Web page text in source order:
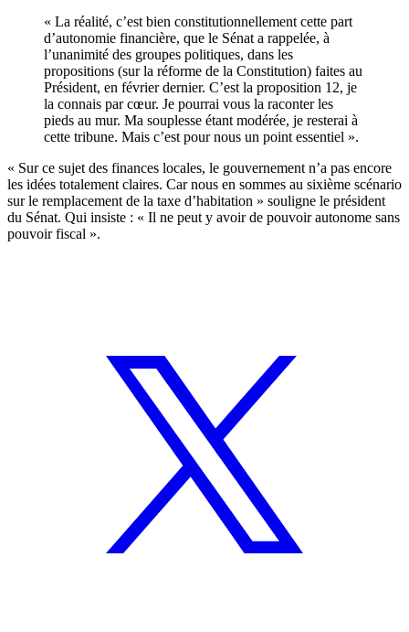
« La réalité, c’est bien constitutionnellement cette part
d’autonomie financière, que le Sénat a rappelée, à
l’unanimité des groupes politiques, dans les
propositions (sur la réforme de la Constitution) faites au
Président, en février dernier. C’est la proposition 12, je
la connais par cœur. Je pourrai vous la raconter les
pieds au mur. Ma souplesse étant modérée, je resterai à
cette tribune. Mais c’est pour nous un point essentiel ».
« Sur ce sujet des finances locales, le gouvernement n’a pas encore
les idées totalement claires. Car nous en sommes au sixième scénario
sur le remplacement de la taxe d’habitation » souligne le président
du Sénat. Qui insiste : « Il ne peut y avoir de pouvoir autonome sans
pouvoir fiscal ».